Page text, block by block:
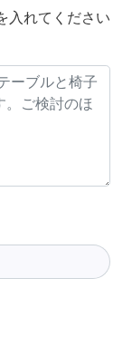
入れてください